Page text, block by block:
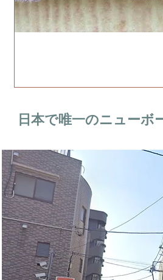
日本で唯一のニューボ